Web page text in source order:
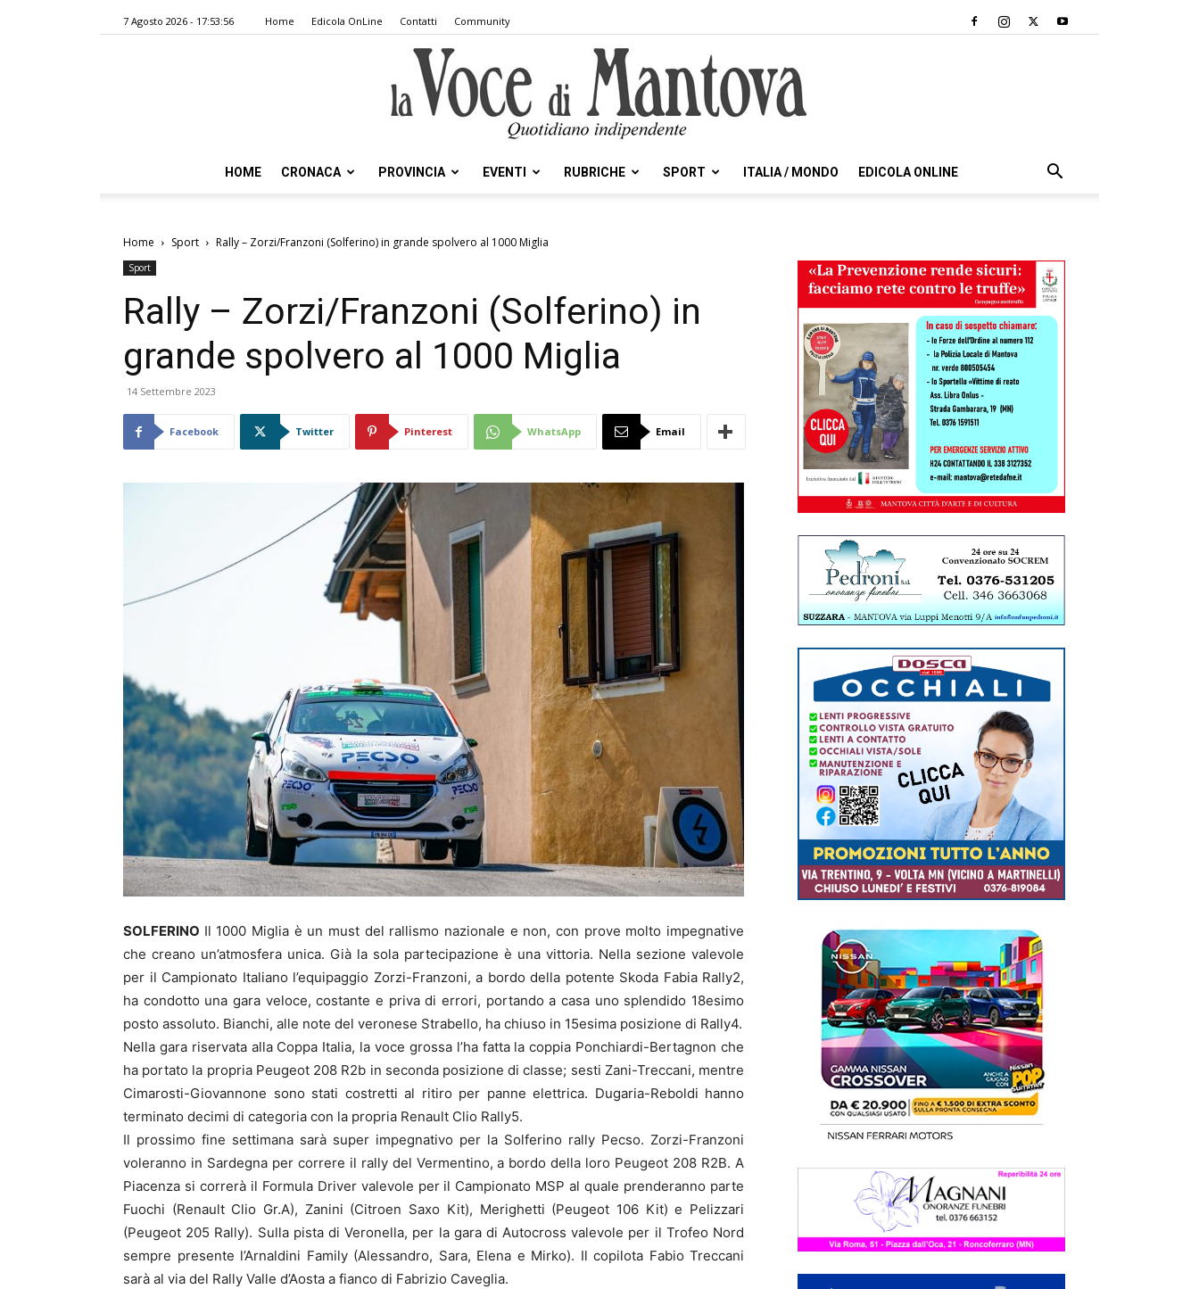
7 Agosto 2026 - 17:53:56 Home Edicola OnLine Contatti Community
Voce
Mantova
HOME CRONACA PROVINCIA EVENTI RUBRICHE SPORT ITALIA / MONDO EDICOLA ONLINE
Home Sport Rally – Zorzi/Franzoni (Solferino) in grande spolvero al 1000 Miglia
Sport
Rally – Zorzi/Franzoni (Solferino) in
grande spolvero al 1000 Miglia
14 Settembre 2023
Facebook Twitter Pinterest WhatsApp Email
SOLFERINO Il 1000 Miglia è un must del rallismo nazionale e non, con prove molto impegnative
che creano un’atmosfera unica. Già la sola partecipazione è una vittoria. Nella sezione valevole
per il Campionato Italiano l’equipaggio Zorzi-Franzoni, a bordo della potente Skoda Fabia Rally2,
ha condotto una gara veloce, costante e priva di errori, portando a casa uno splendido 18esimo
posto assoluto. Bianchi, alle note del veronese Strabello, ha chiuso in 15esima posizione di Rally4.
Nella gara riservata alla Coppa Italia, la voce grossa l’ha fatta la coppia Ponchiardi-Bertagnon che
ha portato la propria Peugeot 208 R2b in seconda posizione di classe; sesti Zani-Treccani, mentre
Cimarosti-Giovannone sono stati costretti al ritiro per panne elettrica. Dugaria-Reboldi hanno
terminato decimi di categoria con la propria Renault Clio Rally5.
Il prossimo fine settimana sarà super impegnativo per la Solferino rally Pecso. Zorzi-Franzoni
voleranno in Sardegna per correre il rally del Vermentino, a bordo della loro Peugeot 208 R2B. A
Piacenza si correrà il Formula Driver valevole per il Campionato MSP al quale prenderanno parte
Fuochi (Renault Clio Gr.A), Zanini (Citroen Saxo Kit), Merighetti (Peugeot 106 Kit) e Pelizzari
(Peugeot 205 Rally). Sulla pista di Veronella, per la gara di Autocross valevole per il Trofeo Nord
sempre presente l’Arnaldini Family (Alessandro, Sara, Elena e Mirko). Il copilota Fabio Treccani
sarà al via del Rally Valle d’Aosta a fianco di Fabrizio Caveglia.